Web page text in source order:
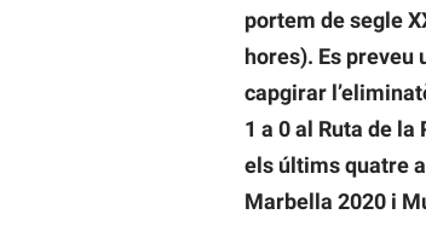
portem de segle
hores). Es
capgirar
1 a 0 al Ruta de
els últims quatre
Marbella 2020 i